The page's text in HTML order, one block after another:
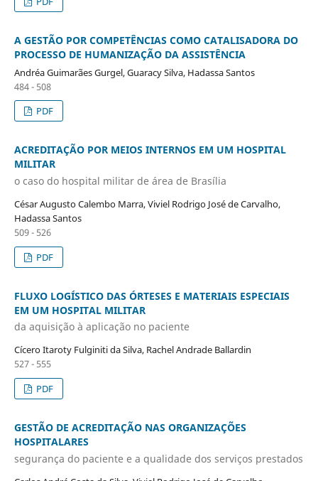
A GESTÃO POR COMPETÊNCIAS COMO CATALISADORA DO
PROCESSO DE HUMANIZAÇÃO DA ASSISTÊNCIA
Andréa Guimarães Gurgel, Guaracy Silva, Hadassa Santos
484 - 508
PDF
ACREDITAÇÃO POR MEIOS INTERNOS EM UM HOSPITAL
MILITAR
o caso do hospital militar de área de Brasília
César Augusto Calembo Marra, Viviel Rodrigo José de Carvalho,
Hadassa Santos
509 - 526
PDF
FLUXO LOGÍSTICO DAS ÓRTESES E MATERIAIS ESPECIAIS
EM UM HOSPITAL MILITAR
da aquisição à aplicação no paciente
Cícero Itaroty Fulginiti da Silva, Rachel Andrade Ballardin
527 - 555
PDF
GESTÃO DE ACREDITAÇÃO NAS ORGANIZAÇÕES
HOSPITALARES
segurança do paciente e a qualidade dos serviços prestados